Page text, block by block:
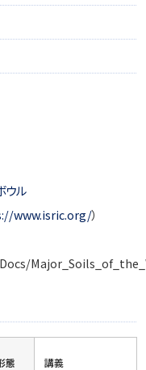
ル
www.isric.org/）
態 講義